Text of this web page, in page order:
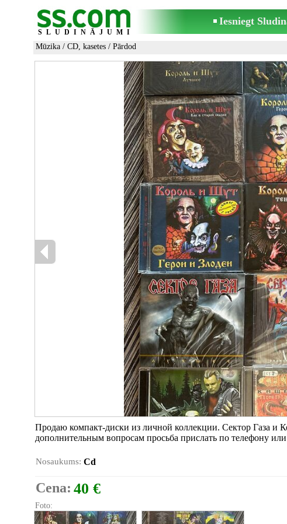
SLUDINĀJUMI
Iesniegt
Mūzika / CD, kasetes / Pārdod
Продаю компакт-диски из личной коллекции. Сектор Газа
дополнительным вопросам просьба прислать по телефону
Nosaukums: Cd
Cena: 40 €
Foto: